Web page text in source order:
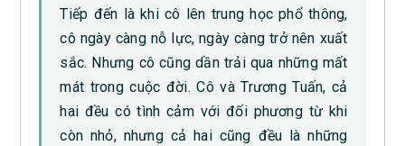
Tiếp đến là khi cô lên trung học phổ thông,
cô ngày càng nỗ lực, ngày càng trở nên xuất
sắc. Nhưng cô cũng dần trải qua những mất
mát trong cuộc đời. Cô và Trương Tuấn, cả
hai đều có tình cảm với đối phương từ khi
còn nhỏ, nhưng cả hai cũng đều là những